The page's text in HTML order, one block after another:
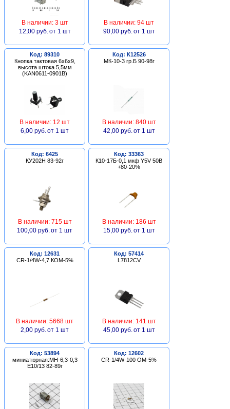
В наличии: 3 шт
12,00 руб. от 1 шт
В наличии: 94 шт
90,00 руб. от 1 шт
Код: 89310
Кнопка тактовая 6х6х9,
высота штока 5,5мм
(KAN0611-0901B)
В наличии: 12 шт
6,00 руб. от 1 шт
Код: К12526
МК-10-3 гр.Б 90-98г
В наличии: 840 шт
42,00 руб. от 1 шт
Код: 6425
КУ202Н 83-92г
В наличии: 715 шт
100,00 руб. от 1 шт
Код: 33363
К10-17Б-0,1 мкф Y5V 50В
+80-20%
В наличии: 186 шт
15,00 руб. от 1 шт
Код: 12631
CR-1/4W-4,7 КОМ-5%
В наличии: 5668 шт
2,00 руб. от 1 шт
Код: 57414
L7812CV
В наличии: 141 шт
45,00 руб. от 1 шт
Код: 53894
миниатюрная:МН-6,3-0,3
Е10/13 82-89г
Код: 12602
CR-1/4W-100 ОМ-5%